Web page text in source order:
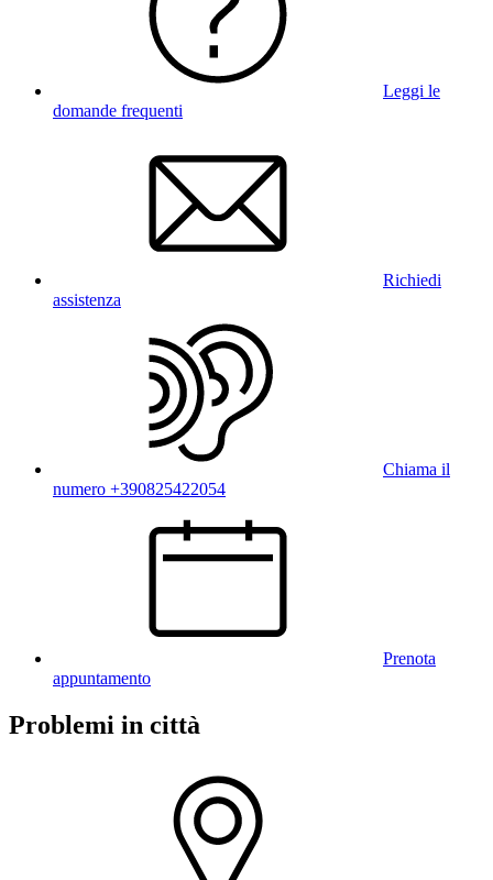
Leggi le
domande frequenti
Richiedi
assistenza
Chiama il
numero +390825422054
Prenota
appuntamento
Problemi in città